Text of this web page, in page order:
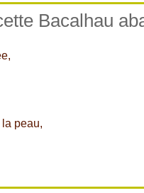
Bacalhau
peau,